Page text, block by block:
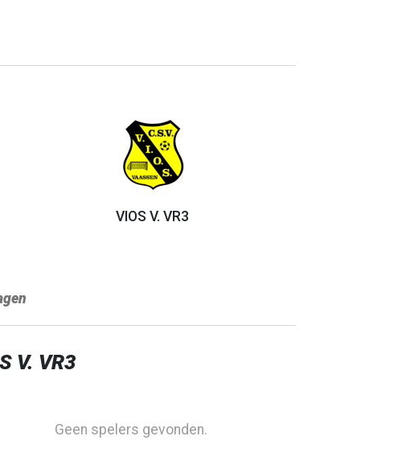
VIOS V. VR3
V. VR3
Geen spelers gevonden.